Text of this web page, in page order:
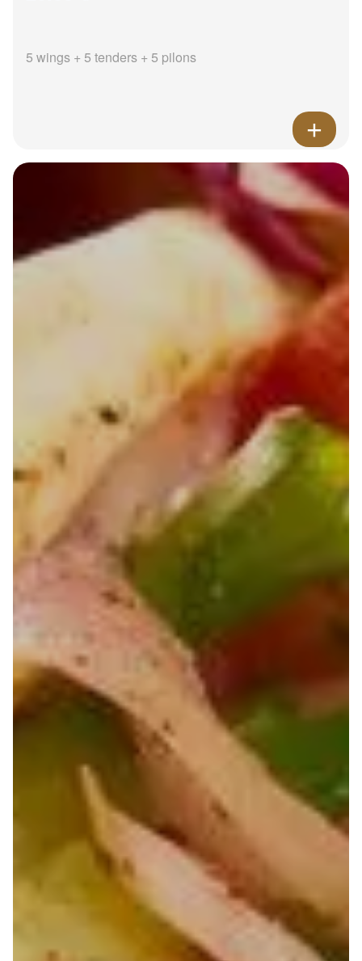
5 wings + 5 tenders + 5 pilons